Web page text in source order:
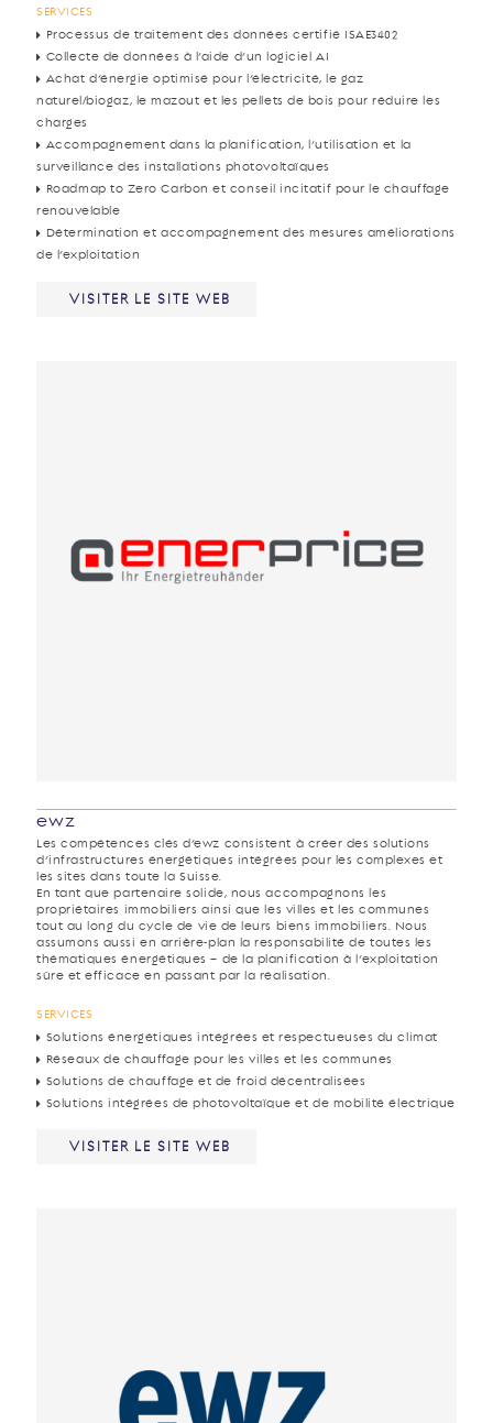
SERVICES
Processus de traitement des données certifié ISAE3402
Collecte de données à l’aide d’un logiciel AI
Achat d’énergie optimisé pour l’électricité, le gaz
naturel/biogaz, le mazout et les pellets de bois pour réduire les
charges
Accompagnement dans la planification, l’utilisation et la
surveillance des installations photovoltaïques
Roadmap to Zero Carbon et conseil incitatif pour le chauffage
renouvelable
Détermination et accompagnement des mesures améliorations
de l’exploitation
VISITER LE SITE WEB
ewz
Les compétences clés d’ewz consistent à créer des solutions
d’infrastructures énergétiques intégrées pour les complexes et
les sites dans toute la Suisse.
En tant que partenaire solide, nous accompagnons les
propriétaires immobiliers ainsi que les villes et les communes
tout au long du cycle de vie de leurs biens immobiliers. Nous
assumons aussi en arrière-plan la responsabilité de toutes les
thématiques énergétiques – de la planification à l’exploitation
sûre et efficace en passant par la réalisation.
SERVICES
Solutions énergétiques intégrées et respectueuses du climat
Réseaux de chauffage pour les villes et les communes
Solutions de chauffage et de froid décentralisées
Solutions intégrées de photovoltaïque et de mobilité électrique
VISITER LE SITE WEB